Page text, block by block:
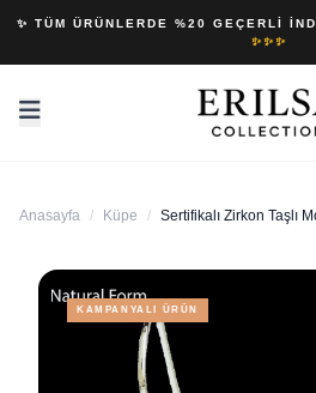
✨ TÜM ÜRÜNLERDE %20 GEÇERLI
✨✨✨
Anasayfa / Küpe / Sertifikalı Zirkon Taşlı
KAMPANYALI ÜRÜN